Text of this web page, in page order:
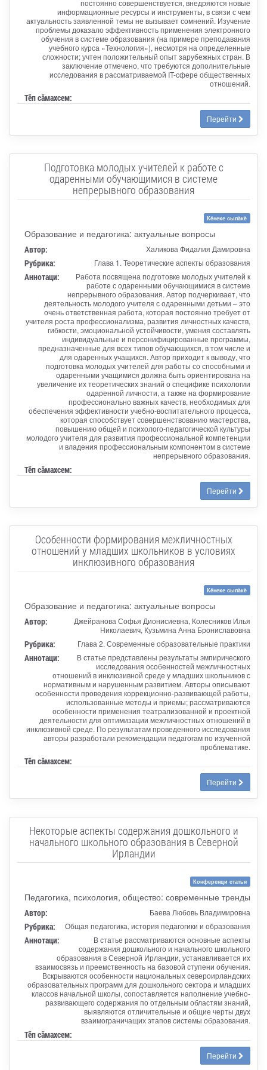
постоянно совершенствуется, внедряются новые
информационные ресурсы и инструменты, в связи с чем
актуальность заявленной темы не вызывает сомнений. Изучение
проблемы доказало эффективность применения электронного
обучения в системе образования (на примере преподавания
учебного курса «Технология»), несмотря на определенные
сложности; учтен положительный опыт зарубежных стран. В
заключение отмечено, что требуются дополнительные
исследования в рассматриваемой IT-сфере общественных
отношений.
Тӗп сӑмахсем:
Перейти
Подготовка молодых учителей к работе с
одаренными обучающимися в системе
непрерывного образования
Кĕнеке сыпăкĕ
Образование и педагогика: актуальные вопросы
Автор: Халикова Фидалия Дамировна
Рубрика: Глава 1. Теоретические аспекты образования
Аннотаци:
Работа посвящена подготовке молодых учителей к
работе с одаренными обучающимися в системе
непрерывного образования. Автор подчеркивает, что
деятельность молодого учителя с одаренными детьми – это
очень ответственная работа, которая постоянно требует от
учителя роста профессионализма, развития личностных качеств,
гибкости, эмоциональной устойчивости, умения составлять
индивидуальные и персонифицированные программы,
предназначенные для всех типов обучающихся, в том числе и
для одаренных учащихся. Автор приходит к выводу, что
подготовка молодых учителей для работы со способными и
одаренными учащимися должна быть ориентирована на
увеличение их теоретических знаний о специфике психологии
одаренной личности, а также на формирование
профессионально важных качеств, необходимых для
обеспечения эффективности учебно-воспитательного процесса,
которая способствует совершенствованию мастерства,
повышению общей и психолого-педагогической культуры
молодого учителя для развития профессиональной компетенции
и владения профессиональным компонентом в системе
непрерывного образования.
Тӗп сӑмахсем:
Перейти
Особенности формирования межличностных
отношений у младших школьников в условиях
инклюзивного образования
Кĕнеке сыпăкĕ
Образование и педагогика: актуальные вопросы
Автор:
Джейранова Софья Дионисиевна, Колесников Илья
Николаевич, Кузьмина Анна Брониславовна
Рубрика: Глава 2. Современные образовательные практики
Аннотаци:
В статье представлены результаты эмпирического
исследования особенностей межличностных
отношений в инклюзивной среде у младших школьников с
нормативным и нарушенным развитием. Авторы описывают
особенности проведения коррекционно-развивающей работы,
использованные методы и приемы; рассматриваются
особенности применения театрализованной и проектной
деятельности для оптимизации межличностных отношений в
инклюзивной среде. По результатам проведенного исследования
авторы разработали рекомендации педагогам по изученной
проблематике.
Тӗп сӑмахсем:
Перейти
Некоторые аспекты содержания дошкольного и
начального школьного образования в Северной
Ирландии
Конференци статья
Педагогика, психология, общество: современные тренды
Автор: Баева Любовь Владимировна
Рубрика: Общая педагогика, история педагогики и образования
Аннотаци:
В статье рассматриваются основные аспекты
содержания дошкольного и начального школьного
образования в Северной Ирландии, устанавливается их
взаимосвязь и преемственность на базовой ступени обучения.
Вскрываются особенности национальных североирландских
образовательных программ для дошкольного сектора и младших
классов начальной школы, сопоставляется наполнение учебно-
развивающего содержания по отдельным областям знаний,
выявляются отличительные и общие черты двух
взаимограничащих этапов системы образования.
Тӗп сӑмахсем:
Перейти